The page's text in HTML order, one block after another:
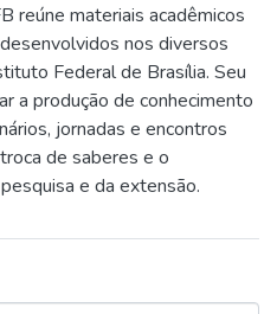
reúne materiais acadêmicos
nos diversos
Federal de Brasília. Seu
a produção de conhecimento
jornadas e encontros
de saberes e o
e da extensão.